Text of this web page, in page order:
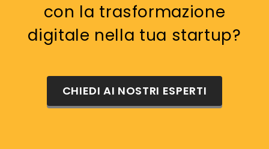
con la trasformazione
digitale nella tua startup?
CHIEDI AI NOSTRI ESPERTI